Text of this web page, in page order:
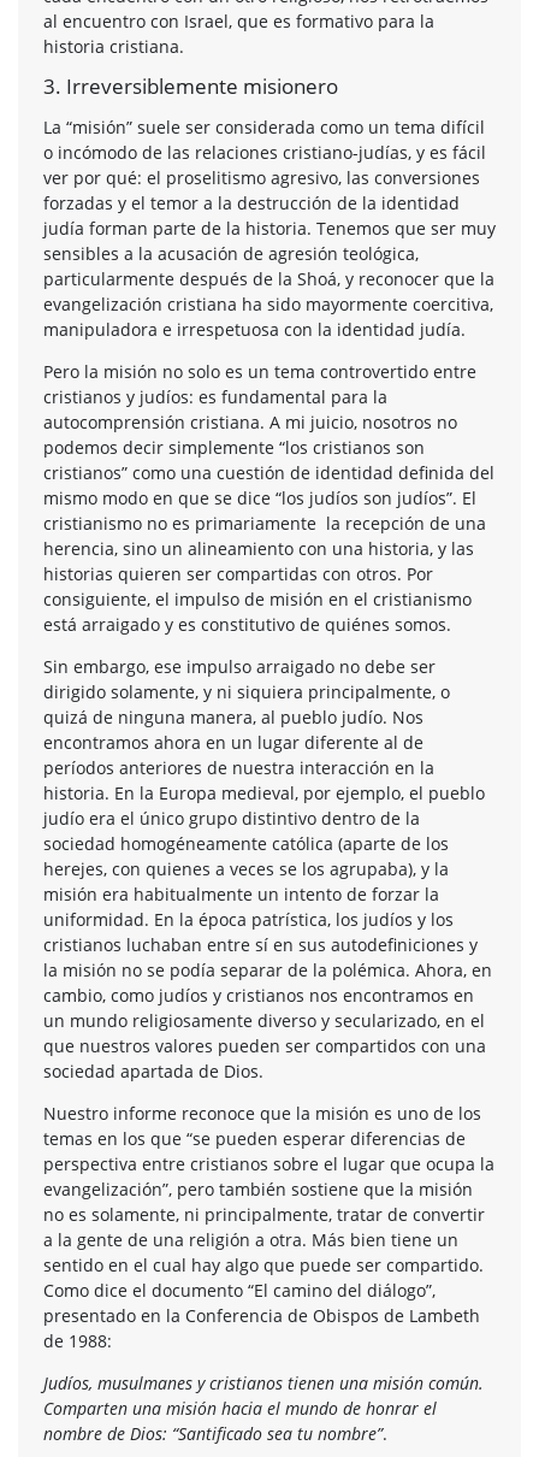
al encuentro con Israel, que es formativo para la
historia cristiana.
3. Irreversiblemente misionero
La “misión” suele ser considerada como un tema difícil
o incómodo de las relaciones cristiano-judías, y es fácil
ver por qué: el proselitismo agresivo, las conversiones
forzadas y el temor a la destrucción de la identidad
judía forman parte de la historia. Tenemos que ser muy
sensibles a la acusación de agresión teológica,
particularmente después de la Shoá, y reconocer que la
evangelización cristiana ha sido mayormente coercitiva,
manipuladora e irrespetuosa con la identidad judía.
Pero la misión no solo es un tema controvertido entre
cristianos y judíos: es fundamental para la
autocomprensión cristiana. A mi juicio, nosotros no
podemos decir simplemente “los cristianos son
cristianos” como una cuestión de identidad definida del
mismo modo en que se dice “los judíos son judíos”. El
cristianismo no es primariamente la recepción de una
herencia, sino un alineamiento con una historia, y las
historias quieren ser compartidas con otros. Por
consiguiente, el impulso de misión en el cristianismo
está arraigado y es constitutivo de quiénes somos.
Sin embargo, ese impulso arraigado no debe ser
dirigido solamente, y ni siquiera principalmente, o
quizá de ninguna manera, al pueblo judío. Nos
encontramos ahora en un lugar diferente al de
períodos anteriores de nuestra interacción en la
historia. En la Europa medieval, por ejemplo, el pueblo
judío era el único grupo distintivo dentro de la
sociedad homogéneamente católica (aparte de los
herejes, con quienes a veces se los agrupaba), y la
misión era habitualmente un intento de forzar la
uniformidad. En la época patrística, los judíos y los
cristianos luchaban entre sí en sus autodefiniciones y
la misión no se podía separar de la polémica. Ahora, en
cambio, como judíos y cristianos nos encontramos en
un mundo religiosamente diverso y secularizado, en el
que nuestros valores pueden ser compartidos con una
sociedad apartada de Dios.
Nuestro informe reconoce que la misión es uno de los
temas en los que “se pueden esperar diferencias de
perspectiva entre cristianos sobre el lugar que ocupa la
evangelización”, pero también sostiene que la misión
no es solamente, ni principalmente, tratar de convertir
a la gente de una religión a otra. Más bien tiene un
sentido en el cual hay algo que puede ser compartido.
Como dice el documento “El camino del diálogo”,
presentado en la Conferencia de Obispos de Lambeth
de 1988:
Judíos, musulmanes y cristianos tienen una misión común.
Comparten una misión hacia el mundo de honrar el
nombre de Dios: “Santificado sea tu nombre”.